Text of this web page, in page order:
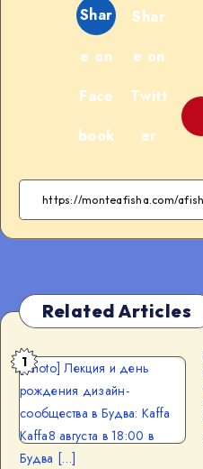
Shar
e on
Face
book
Shar
e on
Twitt
er
Related Articles
[Photo] Лекция и день
рождения дизайн-
сообщества в Будва: Kaffa
Kaffa8 августа в 18:00 в
Будва […]
1